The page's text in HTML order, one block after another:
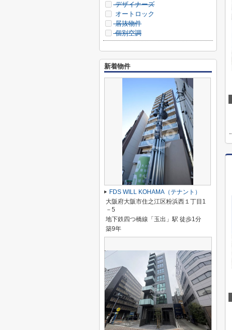
デザイナーズ
オートロック
居抜物件
個別空調
新着物件
FDS WILL KOHAMA（テナント）
大阪府大阪市住之江区粉浜西１丁目1
－5
地下鉄四つ橋線「玉出」駅 徒歩1分
築9年